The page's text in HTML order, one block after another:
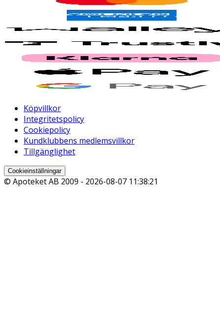
Köpvillkor
Integritetspolicy
Cookiepolicy
Kundklubbens medlemsvillkor
Tillgänglighet
Cookieinställningar
© Apoteket AB 2009 - 2026-08-07 11:38:21